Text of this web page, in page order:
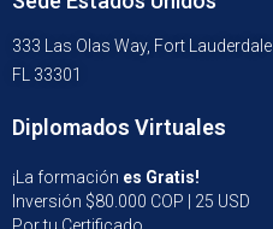
333 Las Olas Way, Fort Lauderdale
FL 33301
Diplomados Virtuales
¡La formación es Gratis!
Inversión $80.000 COP | 25 USD